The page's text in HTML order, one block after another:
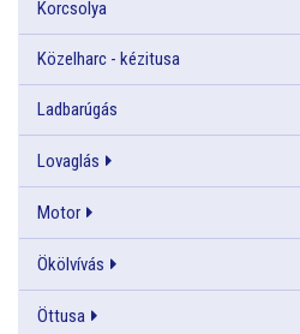
Korcsolya
Közelharc - kézitusa
Ladbarúgás
Lovaglás
Motor
Ökölvívás
Öttusa